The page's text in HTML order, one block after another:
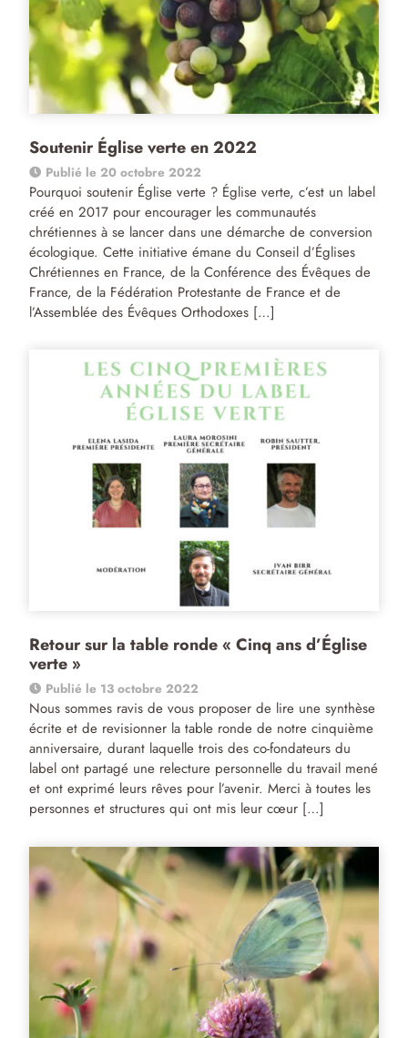
Soutenir Église verte en 2022
Publié le 20 octobre 2022
Pourquoi soutenir Église verte ? Église verte, c’est un label
créé en 2017 pour encourager les communautés
chrétiennes à se lancer dans une démarche de conversion
écologique. Cette initiative émane du Conseil d’Églises
Chrétiennes en France, de la Conférence des Évêques de
France, de la Fédération Protestante de France et de
l’Assemblée des Évêques Orthodoxes […]
Retour sur la table ronde « Cinq ans d’Église
verte »
Publié le 13 octobre 2022
Nous sommes ravis de vous proposer de lire une synthèse
écrite et de revisionner la table ronde de notre cinquième
anniversaire, durant laquelle trois des co-fondateurs du
label ont partagé une relecture personnelle du travail mené
et ont exprimé leurs rêves pour l’avenir. Merci à toutes les
personnes et structures qui ont mis leur cœur […]